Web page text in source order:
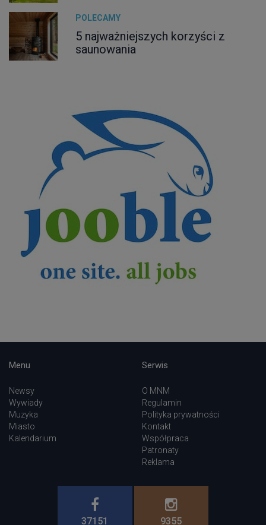
POLECAMY
5 najważniejszych korzyści z
saunowania
Menu
Newsy
Wywiady
Muzyka
Miasto
Kalendarium
Serwis
O MNM
Regulamin
Polityka prywatności
Kontakt
Współpraca
Patronaty
Reklama
37151 9355